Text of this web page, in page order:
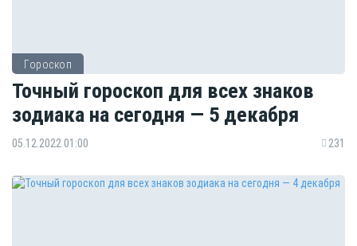
Гороскоп
Точный гороскоп для всех знаков
зодиака на сегодня — 5 декабря
05.12.2022 01:00 231